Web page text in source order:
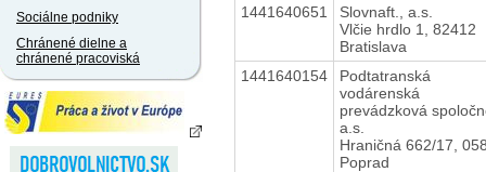
Sociálne podniky
Chránené dielne a
chránené pracoviská
1441640651
Slovnaft., a.s.
Vlčie hrdlo 1, 82412
Bratislava
1441640154
Podtatranská
vodárenská
prevádzková
a.s.
Hraničná 662/17,
Poprad